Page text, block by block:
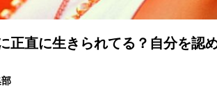
正直に生きられてる？自分を認
部